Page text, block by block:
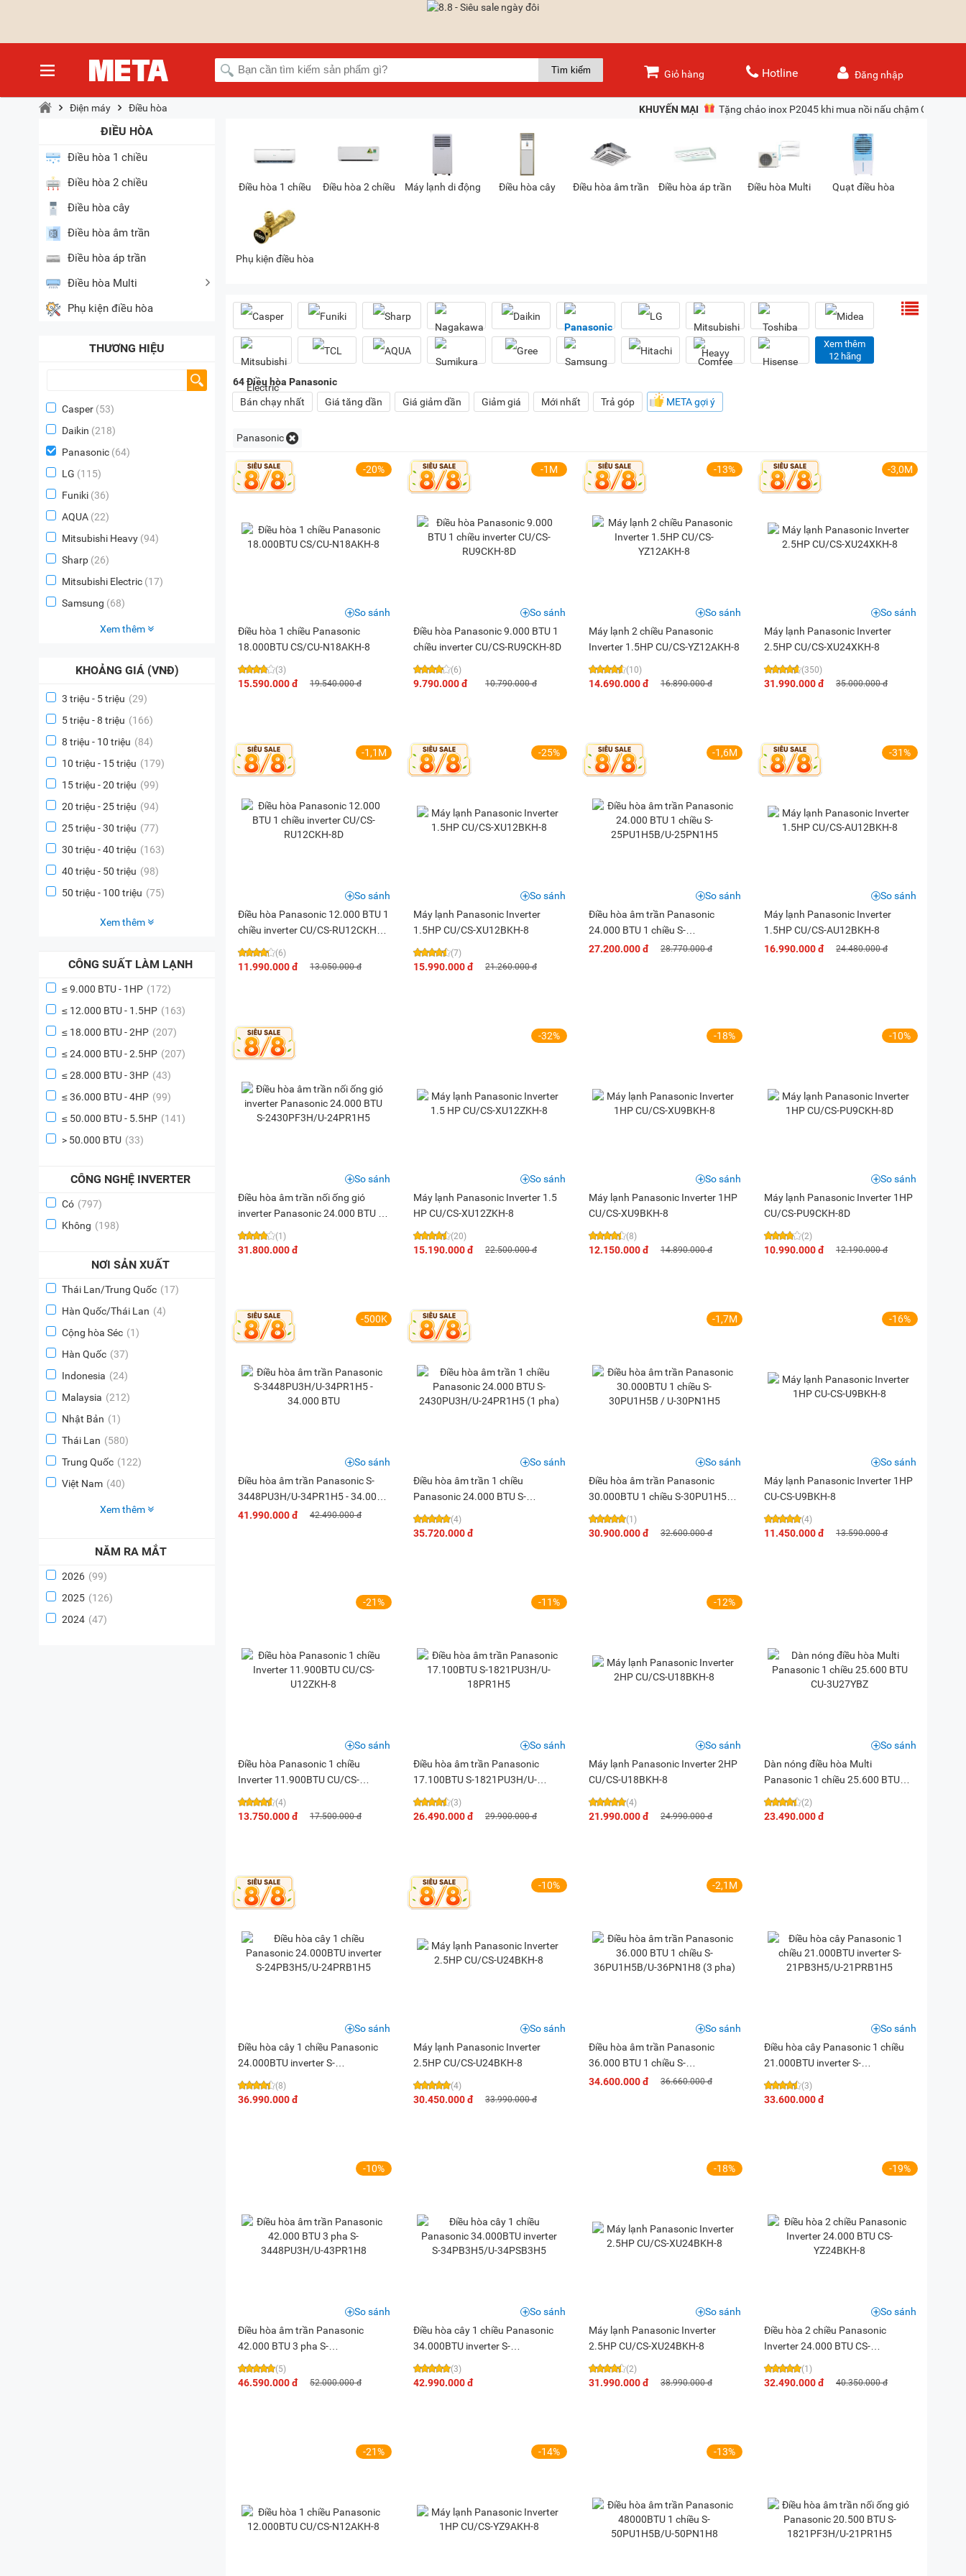
Đăng nhập
Giỏ hàng Hotline
KHUYẾN MẠI Tặng chảo inox P2045 khi mua nồi nấu chậm Olivo
Điện máy Điều hòa
ĐIỀU HÒA
Điều hòa 1 chiều
Điều hòa 2 chiều
Điều hòa cây
Điều hòa âm trần
Điều hòa áp trần
Điều hòa Multi
Phụ kiện điều hòa
THƯƠNG HIỆU
Casper (53)
Daikin (218)
Panasonic (64)
LG (115)
Funiki (36)
AQUA (22)
Mitsubishi Heavy (94)
Sharp (26)
Mitsubishi Electric (17)
Samsung (68)
Xem thêm
KHOẢNG GIÁ (VNĐ)
3 triệu - 5 triệu (29)
5 triệu - 8 triệu (166)
8 triệu - 10 triệu (84)
10 triệu - 15 triệu (179)
15 triệu - 20 triệu (99)
20 triệu - 25 triệu (94)
25 triệu - 30 triệu (77)
30 triệu - 40 triệu (163)
40 triệu - 50 triệu (98)
50 triệu - 100 triệu (75)
Xem thêm
CÔNG SUẤT LÀM LẠNH
≤ 9.000 BTU - 1HP (172)
≤ 12.000 BTU - 1.5HP (163)
≤ 18.000 BTU - 2HP (207)
≤ 24.000 BTU - 2.5HP (207)
≤ 28.000 BTU - 3HP (43)
≤ 36.000 BTU - 4HP (99)
≤ 50.000 BTU - 5.5HP (141)
> 50.000 BTU (33)
CÔNG NGHỆ INVERTER
Có (797)
Không (198)
NƠI SẢN XUẤT
Thái Lan/Trung Quốc (17)
Hàn Quốc/Thái Lan (4)
Cộng hòa Séc (1)
Hàn Quốc (37)
Indonesia (24)
Malaysia (212)
Nhật Bản (1)
Thái Lan (580)
Trung Quốc (122)
Việt Nam (40)
Xem thêm
NĂM RA MẮT
2026 (99)
2025 (126)
2024 (47)
Điều hòa 1 chiều Điều hòa 2 chiều Máy lạnh di động Điều hòa cây Điều hòa âm trần Điều hòa áp trần Điều hòa Multi Quạt điều hòa
Phụ kiện điều hòa
Xem thêm
12 hãng
64Điều hòa Panasonic
Bán chạy nhất
Giá tăng dần Giá giảm dần Giảm giá Mới nhất Trả góp META gợi ý
Panasonic
-20%
Điều hòa 1 chiều Panasonic
18.000BTU CS/CU-N18AKH-8
(3)
15.590.000 đ 19.540.000 đ
So sánh
-1M
Điều hòa Panasonic 9.000 BTU 1
chiều inverter CU/CS-RU9CKH-8D
(6)
9.790.000 đ 10.790.000 đ
So sánh
-13%
Máy lạnh 2 chiều Panasonic
Inverter 1.5HP CU/CS-YZ12AKH-8
(10)
14.690.000 đ 16.890.000 đ
So sánh
-3,0M
Máy lạnh Panasonic Inverter
2.5HP CU/CS-XU24XKH-8
(350)
31.990.000 đ 35.000.000 đ
So sánh
-1,1M
Điều hòa Panasonic 12.000 BTU 1
chiều inverter CU/CS-RU12CKH-
8D
(6)
11.990.000 đ 13.050.000 đ
So sánh
-25%
Máy lạnh Panasonic Inverter
1.5HP CU/CS-XU12BKH-8
(7)
15.990.000 đ 21.260.000 đ
So sánh
-1,6M
Điều hòa âm trần Panasonic
24.000 BTU 1 chiều S-
25PU1H5B/U-25PN1H5
27.200.000 đ 28.770.000 đ
So sánh
-31%
Máy lạnh Panasonic Inverter
1.5HP CU/CS-AU12BKH-8
16.990.000 đ
24.480.000 đ
So sánh
Điều hòa âm trần nối ống gió
inverter Panasonic 24.000 BTU S-
2430PF3H/U-24PR1H5
(1)
31.800.000 đ
So sánh
-32%
Máy lạnh Panasonic Inverter 1.5
HP CU/CS-XU12ZKH-8
(20)
15.190.000 đ 22.500.000 đ
So sánh
-18%
Máy lạnh Panasonic Inverter 1HP
CU/CS-XU9BKH-8
(8)
12.150.000 đ 14.890.000 đ
So sánh
-10%
Máy lạnh Panasonic Inverter 1HP
CU/CS-PU9CKH-8D
(2)
10.990.000 đ 12.190.000 đ
So sánh
-500K
Điều hòa âm trần Panasonic S-
3448PU3H/U-34PR1H5 - 34.000
BTU
41.990.000 đ 42.490.000 đ
So sánh
Điều hòa âm trần 1 chiều
Panasonic 24.000 BTU S-
2430PU3H/U-24PR1H5 (1 pha)
(4)
35.720.000 đ
So sánh
-1,7M
Điều hòa âm trần Panasonic
30.000BTU 1 chiều S-30PU1H5B /
U-30PN1H5
(1)
30.900.000 đ 32.600.000 đ
So sánh
-16%
Máy lạnh Panasonic Inverter 1HP
CU-CS-U9BKH-8
(4)
11.450.000 đ 13.590.000 đ
So sánh
-21%
Điều hòa Panasonic 1 chiều
Inverter 11.900BTU CU/CS-
U12ZKH-8
(4)
13.750.000 đ 17.500.000 đ
So sánh
-11%
Điều hòa âm trần Panasonic
17.100BTU S-1821PU3H/U-
18PR1H5
(3)
26.490.000 đ 29.900.000 đ
So sánh
-12%
Máy lạnh Panasonic Inverter 2HP
CU/CS-U18BKH-8
(4)
21.990.000 đ 24.990.000 đ
So sánh
Dàn nóng điều hòa Multi
Panasonic 1 chiều 25.600 BTU
CU-3U27YBZ
(2)
23.490.000 đ
So sánh
Điều hòa cây 1 chiều Panasonic
24.000BTU inverter S-
24PB3H5/U-24PRB1H5
(8)
36.990.000 đ
So sánh
-10%
Máy lạnh Panasonic Inverter
2.5HP CU/CS-U24BKH-8
(4)
30.450.000 đ 33.990.000 đ
So sánh
-2,1M
Điều hòa âm trần Panasonic
36.000 BTU 1 chiều S-
36PU1H5B/U-36PN1H8 (3 pha)
34.600.000 đ 36.660.000 đ
So sánh
Điều hòa cây Panasonic 1 chiều
21.000BTU inverter S-
21PB3H5/U-21PRB1H5
(3)
33.600.000 đ
So sánh
-10%
Điều hòa âm trần Panasonic
42.000 BTU 3 pha S-
3448PU3H/U-43PR1H8
(5)
46.590.000 đ 52.000.000 đ
So sánh
Điều hòa cây 1 chiều Panasonic
34.000BTU inverter S-
34PB3H5/U-34PSB3H5
(3)
42.990.000 đ
So sánh
-18%
Máy lạnh Panasonic Inverter
2.5HP CU/CS-XU24BKH-8
(2)
31.990.000 đ 38.990.000 đ
So sánh
-19%
Điều hòa 2 chiều Panasonic
Inverter 24.000 BTU CS-
YZ24BKH-8
(1)
32.490.000 đ 40.350.000 đ
So sánh
-21% -14% -13%